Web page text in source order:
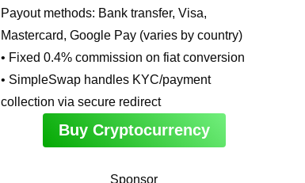
Payout methods: Bank transfer, Visa,
Mastercard, Google Pay (varies by country)
• Fixed 0.4% commission on fiat conversion
• SimpleSwap handles KYC/payment
collection via secure redirect
Buy Cryptocurrency
Sponsor